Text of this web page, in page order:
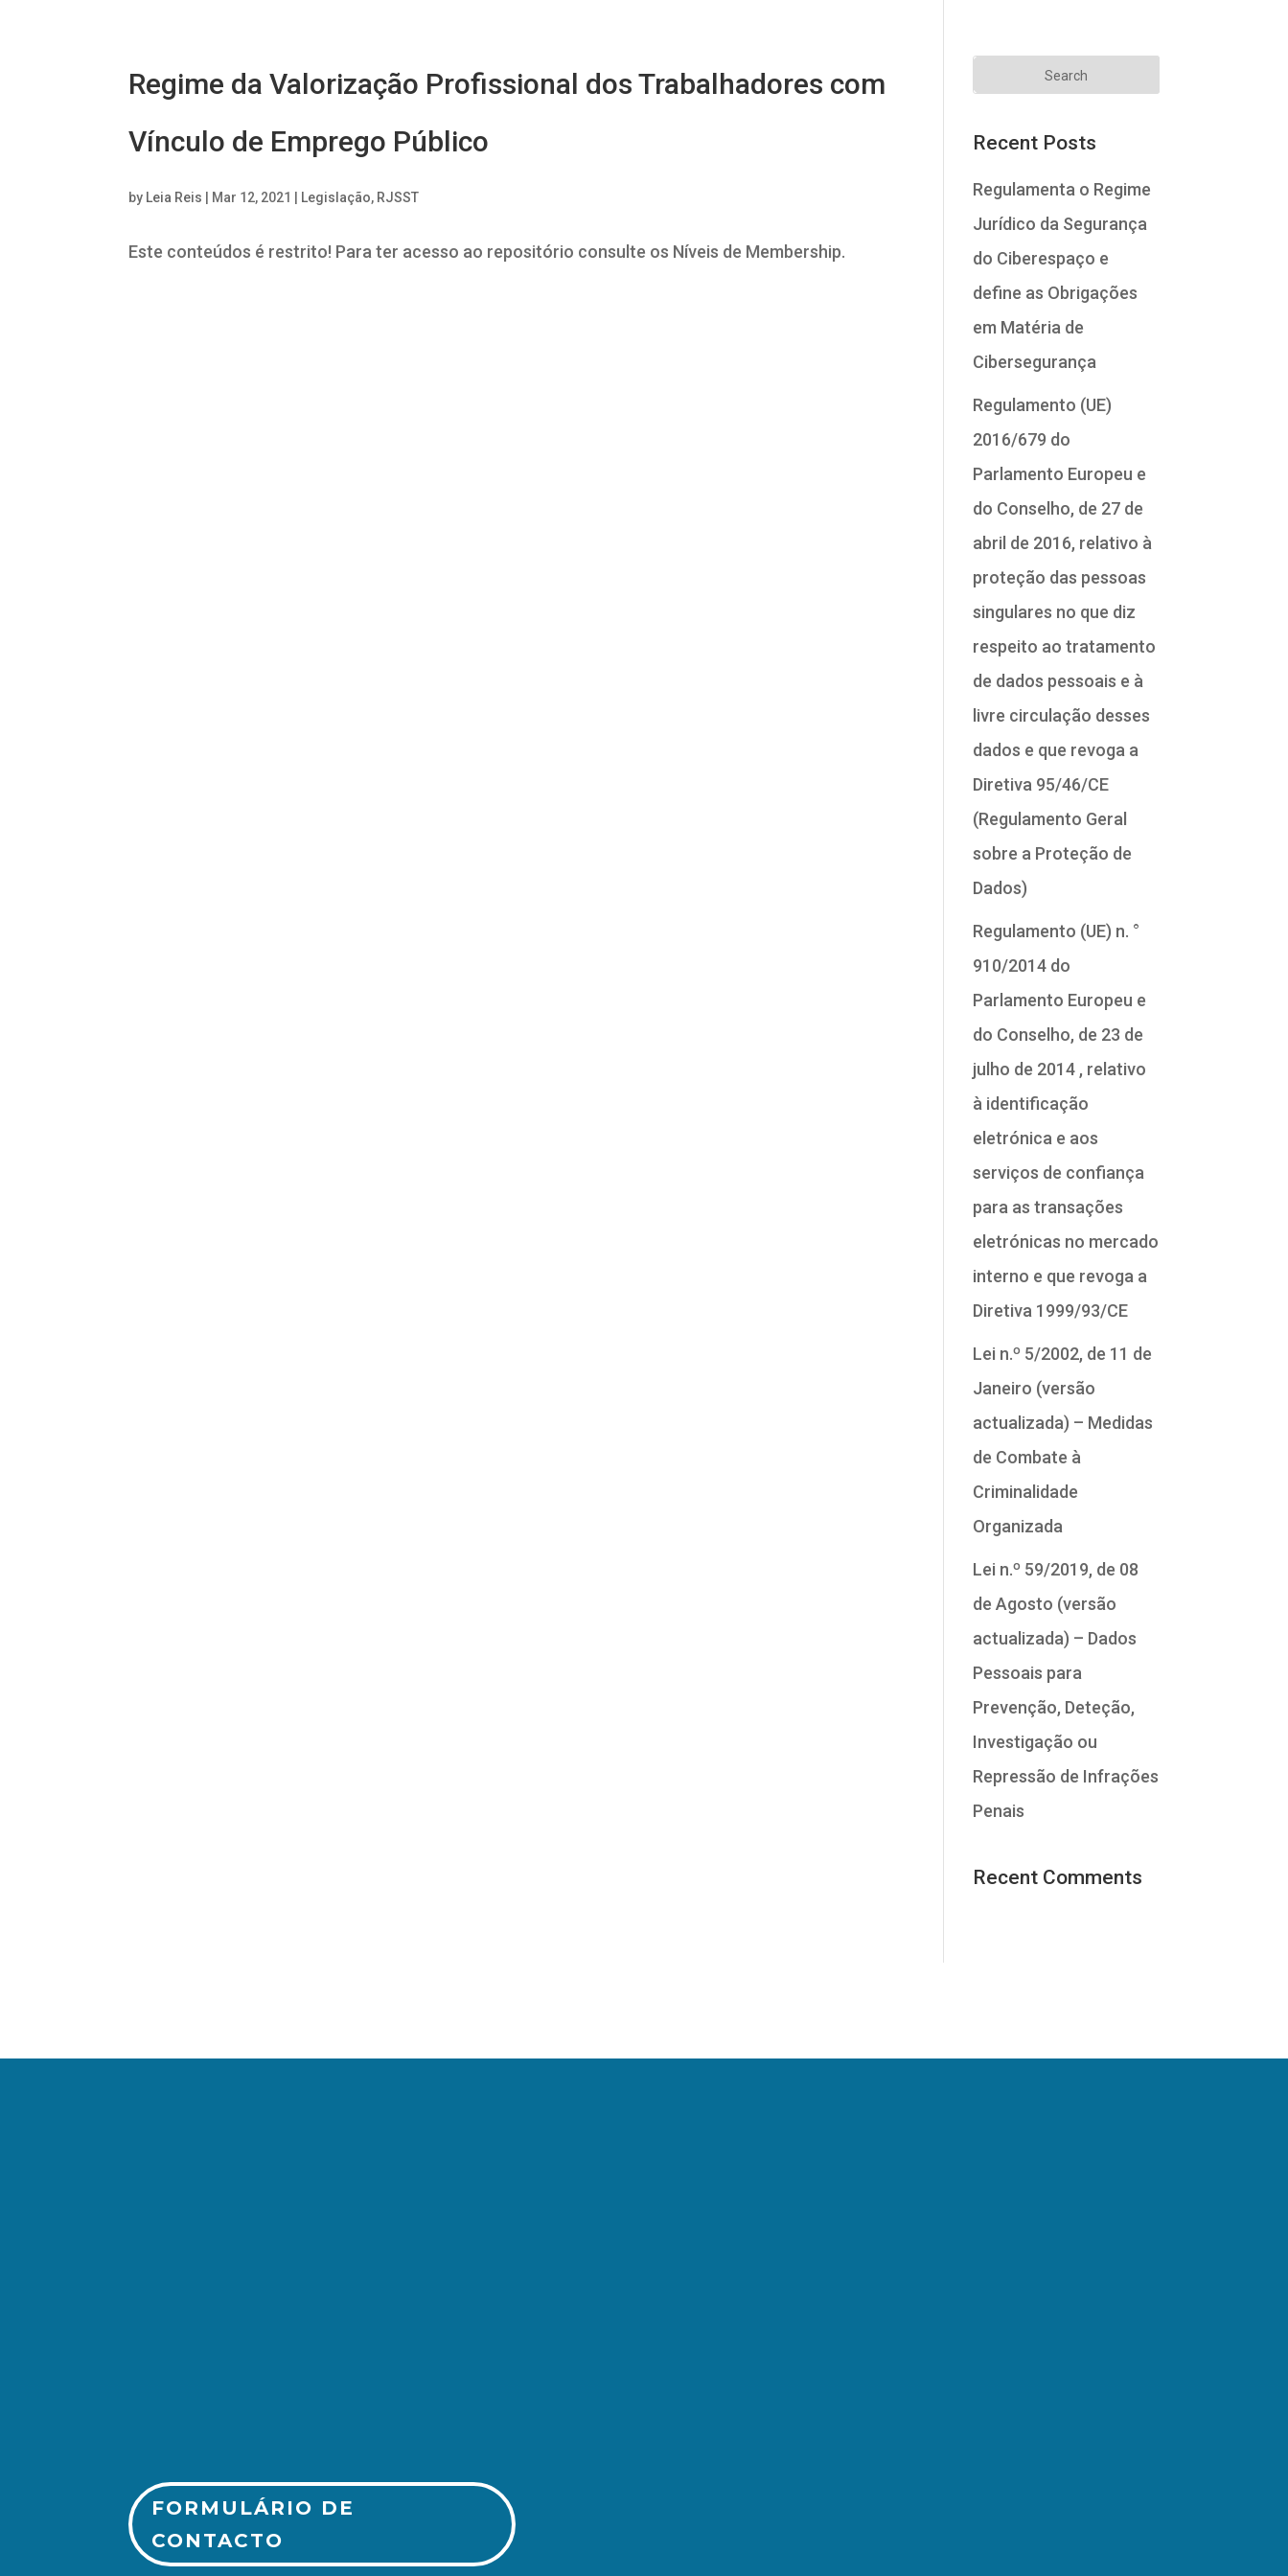
Regime da Valorização Profissional dos Trabalhadores com
Vínculo de Emprego Público
by Leia Reis Mar 12, 2021 Legislação, RJSST
Este conteúdos é restrito! Para ter acesso ao repositório consulte os Níveis de Membership.
Recent Posts
Regulamenta o Regime
Jurídico da Segurança
do Ciberespaço e
define as Obrigações
em Matéria de
Cibersegurança
Regulamento (UE)
2016/679 do
Parlamento Europeu e
do Conselho, de 27 de
abril de 2016, relativo à
proteção das pessoas
singulares no que diz
respeito ao tratamento
de dados pessoais e à
livre circulação desses
dados e que revoga a
Diretiva 95/46/CE
(Regulamento Geral
sobre a Proteção de
Dados)
Regulamento (UE) n. °
910/2014 do
Parlamento Europeu e
do Conselho, de 23 de
julho de 2014 , relativo
à identificação
eletrónica e aos
serviços de confiança
para as transações
eletrónicas no mercado
interno e que revoga a
Diretiva 1999/93/CE
Lei n.º 5/2002, de 11 de
Janeiro (versão
actualizada) – Medidas
de Combate à
Criminalidade
Organizada
Lei n.º 59/2019, de 08
de Agosto (versão
actualizada) – Dados
Pessoais para
Prevenção, Deteção,
Investigação ou
Repressão de Infrações
Penais
Recent Comments
FORMULÁRIO DE
CONTACTO